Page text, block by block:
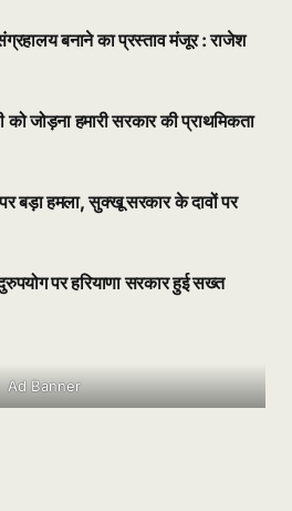
बनाने का प्रस्ताव मंजूर : राजेश
को जोड़ना हमारी सरकार की प्राथमिकता
बड़ा हमला, सुक्खू सरकार के दावों पर
पर हरियाणा सरकार हुई सख्त
Ad Banner